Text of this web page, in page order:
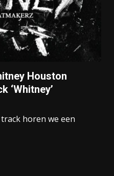
Houston
‘Whitney’
horen we een